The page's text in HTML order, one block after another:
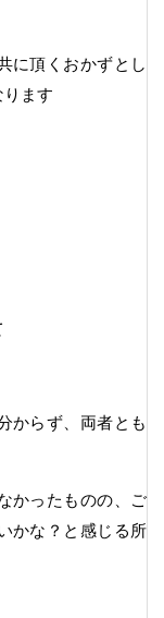
に頂くおかずとし
ます
からず、両者とも
かったものの、ご
かな？と感じる所